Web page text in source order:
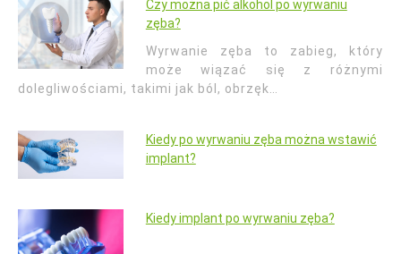
Czy można pić alkohol po wyrwaniu
zęba?
Wyrwanie zęba to zabieg, który
może wiązać się z różnymi
dolegliwościami, takimi jak ból, obrzęk…
Kiedy po wyrwaniu zęba można wstawić
implant?
Kiedy implant po wyrwaniu zęba?